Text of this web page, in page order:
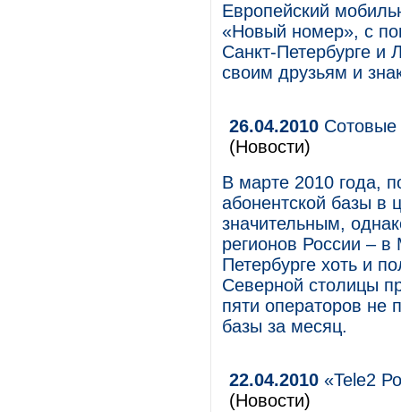
Европейский
«Новый номер», с
Санкт-Петербурге и
своим друзьям и
26.04.2010 Сотовые
(Новости)
В марте 2010 года,
абонентской базы в
значительным,
регионов России –
Петербурге хоть и
Северной столицы
пяти операторов не
базы за месяц.
22.04.2010 «Tele2
(Новости)